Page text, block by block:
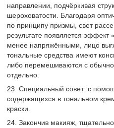
направлении, подчёркивая
шероховатости. Благодаря
по принципу призмы, свет
результате появляется эффект
менее напряжёнными, лицо
тональные средства имеют
либо перемешиваются с
отдельно.
23. Специальный совет: с
содержащихся в тональном
краски.
24. Закончив макияж,